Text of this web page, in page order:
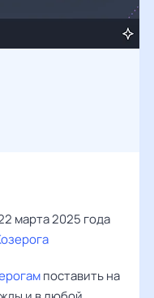
марта 2025 года
поставить на